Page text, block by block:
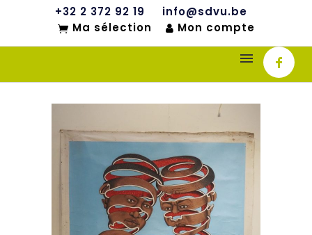
+32 2 372 92 19
info@sdvu.be
Ma sélection
Mon compte